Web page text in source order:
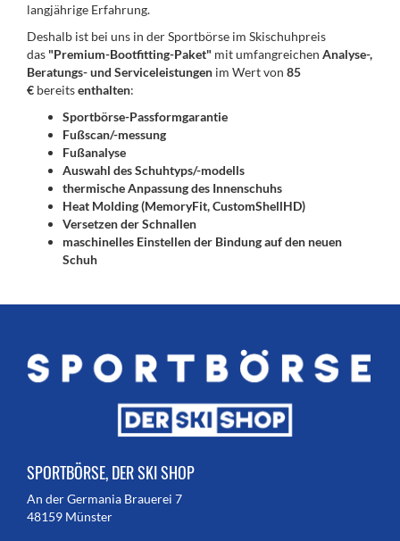
langjährige Erfahrung.
Deshalb ist bei uns in der Sportbörse im Skischuhpreis
das "Premium-Bootfitting-Paket" mit umfangreichen Analyse-,
Beratungs- und Serviceleistungen im Wert von 85
€ bereitsenthalten:
Sportbörse-Passformgarantie
Fußscan/-messung
Fußanalyse
Auswahl des Schuhtyps/-modells
thermische Anpassung des Innenschuhs
Heat Molding (MemoryFit, CustomShellHD)
Versetzen der Schnallen
maschinelles Einstellen der Bindung auf den neuen
Schuh
SPORTBÖRSE, DER SKI SHOP
An der Germania Brauerei 7
48159 Münster